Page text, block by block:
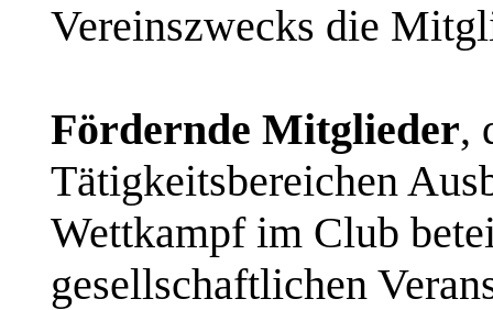
Vereinszwecks die
Fördernde Mitglieder,
Tätigkeitsbereichen
Wettkampf im Club
gesellschaftlichen